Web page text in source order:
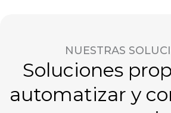
NUESTRAS
Soluciones
automatizar y